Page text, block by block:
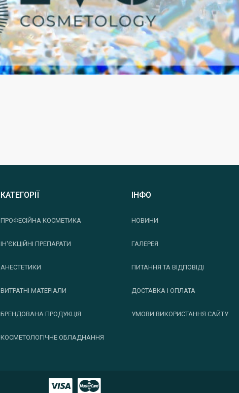
КАТЕГОРІЇ
ПРОФЕСІЙНА КОСМЕТИКА
ІН'ЄКЦІЙНІ ПРЕПАРАТИ
АНЕСТЕТИКИ
ВИТРАТНІ МАТЕРІАЛИ
БРЕНДОВАНА ПРОДУКЦІЯ
КОСМЕТОЛОГІЧНЕ ОБЛАДНАННЯ
ІНФО
НОВИНИ
ГАЛЕРЕЯ
ПИТАННЯ ТА ВІДПОВІДІ
ДОСТАВКА І ОПЛАТА
УМОВИ ВИКОРИСТАННЯ САЙТУ